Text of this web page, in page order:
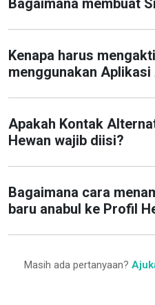
Bagaimana membuat
Kenapa harus
menggunakan Aplikasi
Apakah Kontak
Hewan wajib diisi?
Bagaimana cara
baru anabul ke Profil
Masih ada pertanyaan?